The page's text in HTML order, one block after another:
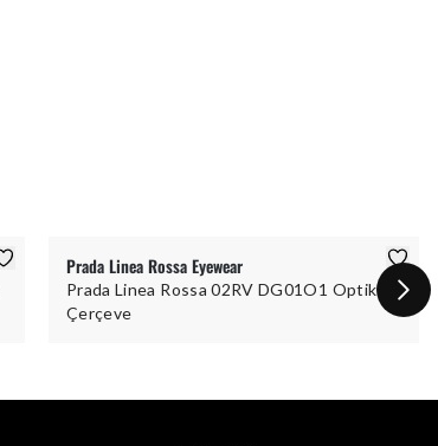
Prada Linea Rossa Eyewear
Prada Linea Rossa 02RV DG01O1 Optik
Çerçeve